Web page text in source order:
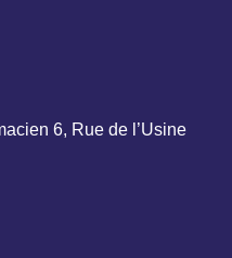
6, Rue de l’Usine